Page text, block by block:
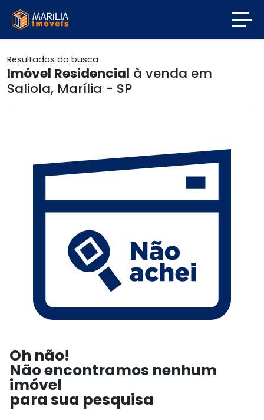
Resultados da busca
Imóvel Residencial à venda em
Saliola, Marília - SP
Oh não!
Não encontramos nenhum
imóvel
para sua pesquisa